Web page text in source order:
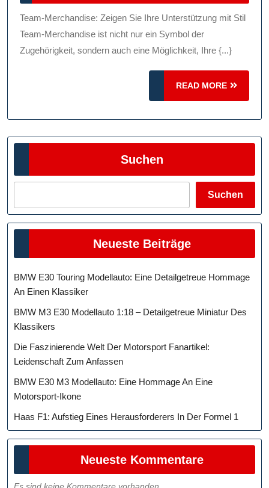
Von
Team-
Merchandise
Entdecken
2024
Team-Merchandise: Zeigen Sie Ihre Unterstützung mit Stil
Team-Merchandise ist nicht nur ein Symbol der
Zugehörigkeit, sondern auch eine Möglichkeit, Ihre {...}
READ MORE
READ
MORE
Suchen
Suchen
Neueste Beiträge
BMW E30 Touring Modellauto: Eine Detailgetreue Hommage
An Einen Klassiker
BMW M3 E30 Modellauto 1:18 – Detailgetreue Miniatur Des
Klassikers
Die Faszinierende Welt Der Motorsport Fanartikel:
Leidenschaft Zum Anfassen
BMW E30 M3 Modellauto: Eine Hommage An Eine
Motorsport-Ikone
Haas F1: Aufstieg Eines Herausforderers In Der Formel 1
Neueste Kommentare
Es sind keine Kommentare vorhanden.